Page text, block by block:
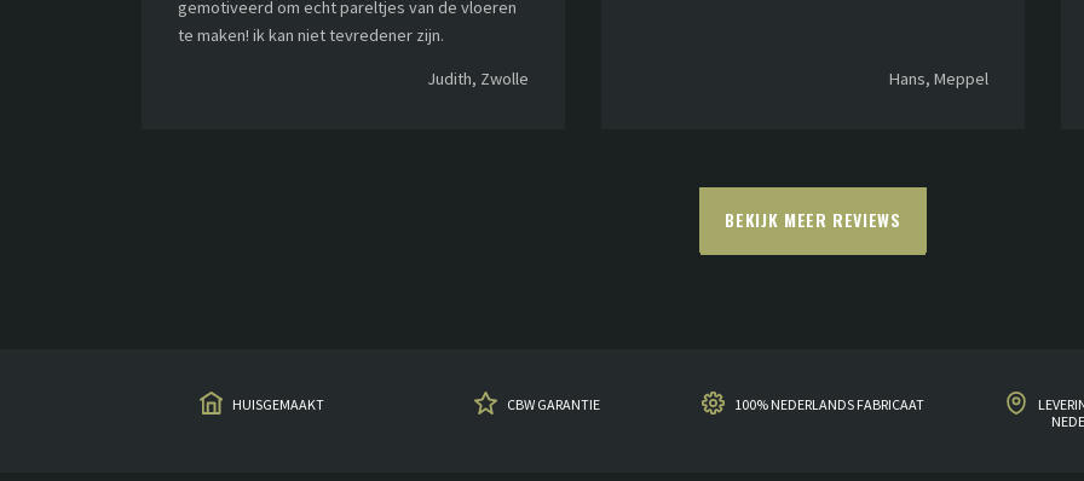
gemotiveerd om echt pareltjes van de vloeren
te maken! ik kan niet tevredener zijn.
Judith, Zwolle
Hans, Meppel
BEKIJK MEER REVIEWS
HUISGEMAAKT CBW GARANTIE 100% NEDERLANDS FABRICAAT